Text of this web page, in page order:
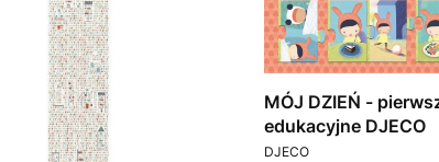
MÓJ DZIEŃ -
edukacyjne DJECO
PRODUCENT
DJECO